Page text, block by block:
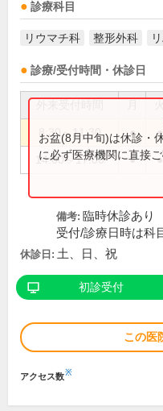
診療科目
リウマチ科 整形外科
診療/受付時間・休診日
8:30～11:30 ● ●
14:00～17:00 ● ●
お盆(8月中旬)は休診・
に必ず医療機関に直接ご
備考: 臨時休診あり
受付/診療日時は科
休診日: 土、日、祝
初診受付
この医
アクセス数※